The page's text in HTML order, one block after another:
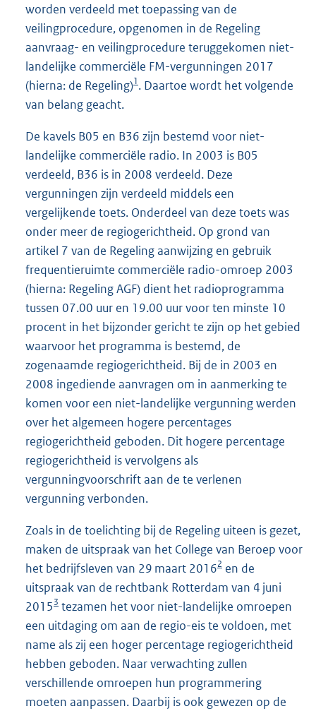
worden verdeeld met toepassing van de
veilingprocedure, opgenomen in de Regeling
aanvraag- en veilingprocedure teruggekomen niet-
landelijke commerciële FM-vergunningen 2017
(hierna: de Regeling)1. Daartoe wordt het volgende
van belang geacht.
De kavels B05 en B36 zijn bestemd voor niet-
landelijke commerciële radio. In 2003 is B05
verdeeld, B36 is in 2008 verdeeld. Deze
vergunningen zijn verdeeld middels een
vergelijkende toets. Onderdeel van deze toets was
onder meer de regiogerichtheid. Op grond van
artikel 7 van de Regeling aanwijzing en gebruik
frequentieruimte commerciële radio-omroep 2003
(hierna: Regeling AGF) dient het radioprogramma
tussen 07.00 uur en 19.00 uur voor ten minste 10
procent in het bijzonder gericht te zijn op het gebied
waarvoor het programma is bestemd, de
zogenaamde regiogerichtheid. Bij de in 2003 en
2008 ingediende aanvragen om in aanmerking te
komen voor een niet-landelijke vergunning werden
over het algemeen hogere percentages
regiogerichtheid geboden. Dit hogere percentage
regiogerichtheid is vervolgens als
vergunningvoorschrift aan de te verlenen
vergunning verbonden.
Zoals in de toelichting bij de Regeling uiteen is gezet,
maken de uitspraak van het College van Beroep voor
het bedrijfsleven van 29 maart 20162 en de
uitspraak van de rechtbank Rotterdam van 4 juni
20153 tezamen het voor niet-landelijke omroepen
een uitdaging om aan de regio-eis te voldoen, met
name als zij een hoger percentage regiogerichtheid
hebben geboden. Naar verwachting zullen
verschillende omroepen hun programmering
moeten aanpassen. Daarbij is ook gewezen op de